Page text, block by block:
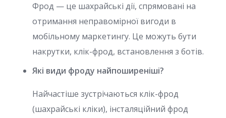
Фрод — це шахрайські дії, спрямовані на
отримання неправомірної вигоди в
мобільному маркетингу. Це можуть бути
накрутки, клік-фрод, встановлення з ботів.
Які види фроду найпоширеніші?
Найчастіше зустрічаються клік-фрод
(шахрайські кліки), інсталяційний фрод